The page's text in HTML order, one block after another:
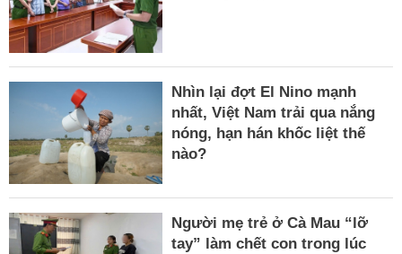
Nhìn lại đợt El Nino mạnh
nhất, Việt Nam trải qua nắng
nóng, hạn hán khốc liệt thế
nào?
Người mẹ trẻ ở Cà Mau “lỡ
tay” làm chết con trong lúc